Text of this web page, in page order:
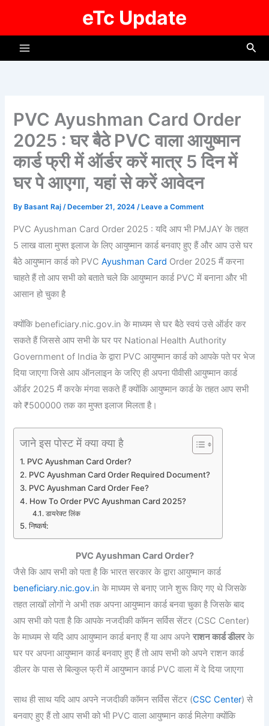
eTc Update
PVC Ayushman Card Order
2025 : घर बैठे PVC वाला आयुष्मान
कार्ड फ्री में ऑर्डर करें मात्र 5 दिन में
घर पे आएगा, यहां से करें आवेदन
By Basant Raj/ December 21, 2024/ Leave a Comment
PVC Ayushman Card Order 2025 : यदि आप भी PMJAY के तहत
5 लाख वाला मुफ्त इलाज के लिए आयुष्मान कार्ड बनवाए हुए हैं और आप उसे घर
बैठे आयुष्मान कार्ड को PVC Ayushman Card Order 2025 मैं करना
चाहते हैं तो आप सभी को बताते चले कि आयुष्मान कार्ड PVC में बनाना और भी
आसान हो चुका है
क्योंकि beneficiary.nic.gov.in के माध्यम से घर बैठे स्वयं उसे ऑर्डर कर
सकते हैं जिससे आप सभी के घर पर National Health Authority
Government of India के द्वारा PVC आयुष्मान कार्ड को आपके पते पर भेज
दिया जाएगा जिसे आप ऑनलाइन के जरिए ही अपना पीवीसी आयुष्मान कार्ड
ऑर्डर 2025 मैं करके मंगवा सकते हैं क्योंकि आयुष्मान कार्ड के तहत आप सभी
को ₹500000 तक का मुफ्त इलाज मिलता है।
जाने इस पोस्ट में क्या क्या है
PVC Ayushman Card Order?
PVC Ayushman Card Order Required Document?
PVC Ayushman Card Order Fee?
How To Order PVC Ayushman Card 2025?
डायरेक्ट लिंक
निष्कर्ष:
PVC Ayushman Card Order?
जैसे कि आप सभी को पता है कि भारत सरकार के द्वारा आयुष्मान कार्ड
beneficiary.nic.gov.in के माध्यम से बनाए जाने शुरू किए गए थे जिसके
तहत लाखों लोगों ने अभी तक अपना आयुष्मान कार्ड बनवा चुका है जिसके बाद
आप सभी को पता है कि आपके नजदीकी कॉमन सर्विस सेंटर (CSC Center)
के माध्यम से यदि आप आयुष्मान कार्ड बनाए हैं या आप अपनेराशन कार्ड डीलरके
घर पर अपना आयुष्मान कार्ड बनवाए हुए हैं तो आप सभी को अपने राशन कार्ड
डीलर के पास से बिल्कुल फ्री में आयुष्मान कार्ड PVC वाला में दे दिया जाएगा
साथ ही साथ यदि आप अपने नजदीकी कॉमन सर्विस सेंटर (CSC Center) से
बनवाए हुए हैं तो आप सभी को भी PVC वाला आयुष्मान कार्ड मिलेगा क्योंकि